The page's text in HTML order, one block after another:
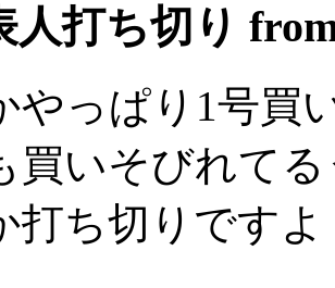
打ち切り
やっぱり1号買
買いそびれて
打ち切りですよ